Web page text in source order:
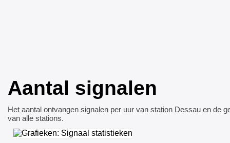
Aantal signalen
Het aantal ontvangen signalen per uur van station Dessau en de
van alle stations.